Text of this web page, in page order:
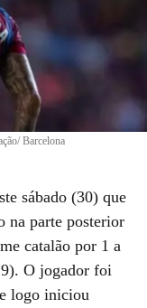
Barcelona
sábado (30) que
na parte posterior
catalão por 1 a
O jogador foi
logo iniciou